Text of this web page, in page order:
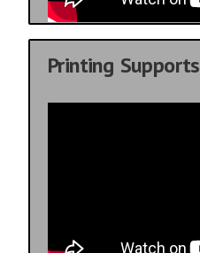
Printing Supports